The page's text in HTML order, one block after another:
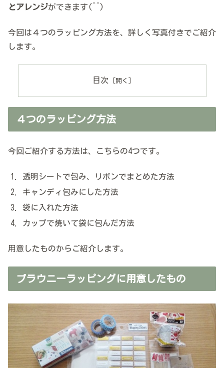
とアレンジができます(^^)
今回は４つのラッピング方法を、詳しく写真付きでご紹介
します。
目次
４つのラッピング方法
今回ご紹介する方法は、こちらの4つです。
透明シートで包み、リボンでまとめた方法
キャンディ包みにした方法
袋に入れた方法
カップで焼いて袋に包んだ方法
用意したものからご紹介します。
ブラウニーラッピングに用意したもの